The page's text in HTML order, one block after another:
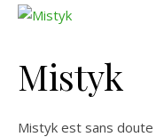
Mistyk
Mistyk est sans doute